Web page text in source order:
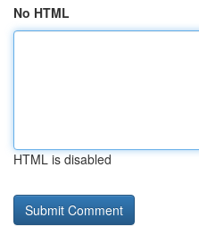
No HTML
HTML is disabled